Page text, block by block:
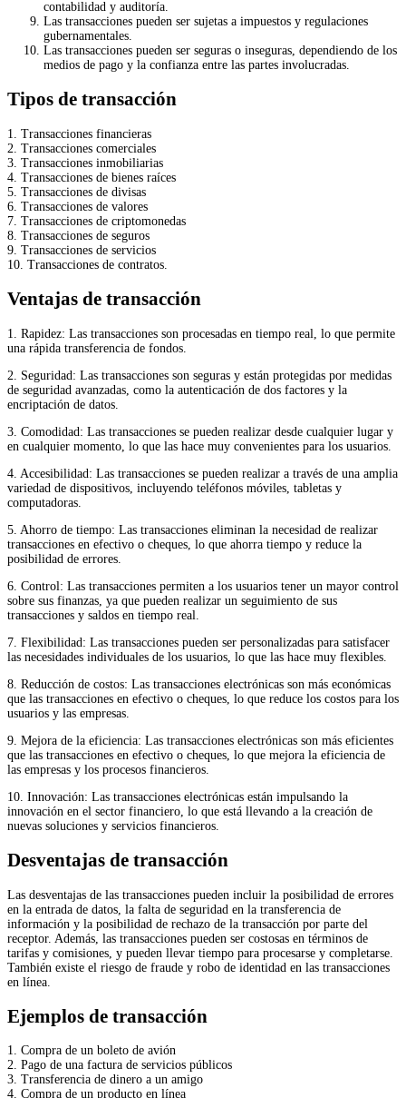
contabilidad y auditoría.
Las transacciones pueden ser sujetas a impuestos y regulaciones
gubernamentales.
Las transacciones pueden ser seguras o inseguras, dependiendo de los
medios de pago y la confianza entre las partes involucradas.
Tipos de transacción
1. Transacciones financieras
2. Transacciones comerciales
3. Transacciones inmobiliarias
4. Transacciones de bienes raíces
5. Transacciones de divisas
6. Transacciones de valores
7. Transacciones de criptomonedas
8. Transacciones de seguros
9. Transacciones de servicios
10. Transacciones de contratos.
Ventajas de transacción
1. Rapidez: Las transacciones son procesadas en tiempo real, lo que permite
una rápida transferencia de fondos.
2. Seguridad: Las transacciones son seguras y están protegidas por medidas
de seguridad avanzadas, como la autenticación de dos factores y la
encriptación de datos.
3. Comodidad: Las transacciones se pueden realizar desde cualquier lugar y
en cualquier momento, lo que las hace muy convenientes para los usuarios.
4. Accesibilidad: Las transacciones se pueden realizar a través de una amplia
variedad de dispositivos, incluyendo teléfonos móviles, tabletas y
computadoras.
5. Ahorro de tiempo: Las transacciones eliminan la necesidad de realizar
transacciones en efectivo o cheques, lo que ahorra tiempo y reduce la
posibilidad de errores.
6. Control: Las transacciones permiten a los usuarios tener un mayor control
sobre sus finanzas, ya que pueden realizar un seguimiento de sus
transacciones y saldos en tiempo real.
7. Flexibilidad: Las transacciones pueden ser personalizadas para satisfacer
las necesidades individuales de los usuarios, lo que las hace muy flexibles.
8. Reducción de costos: Las transacciones electrónicas son más económicas
que las transacciones en efectivo o cheques, lo que reduce los costos para los
usuarios y las empresas.
9. Mejora de la eficiencia: Las transacciones electrónicas son más eficientes
que las transacciones en efectivo o cheques, lo que mejora la eficiencia de
las empresas y los procesos financieros.
10. Innovación: Las transacciones electrónicas están impulsando la
innovación en el sector financiero, lo que está llevando a la creación de
nuevas soluciones y servicios financieros.
Desventajas de transacción
Las desventajas de las transacciones pueden incluir la posibilidad de errores
en la entrada de datos, la falta de seguridad en la transferencia de
información y la posibilidad de rechazo de la transacción por parte del
receptor. Además, las transacciones pueden ser costosas en términos de
tarifas y comisiones, y pueden llevar tiempo para procesarse y completarse.
También existe el riesgo de fraude y robo de identidad en las transacciones
en línea.
Ejemplos de transacción
1. Compra de un boleto de avión
2. Pago de una factura de servicios públicos
3. Transferencia de dinero a un amigo
4. Compra de un producto en línea